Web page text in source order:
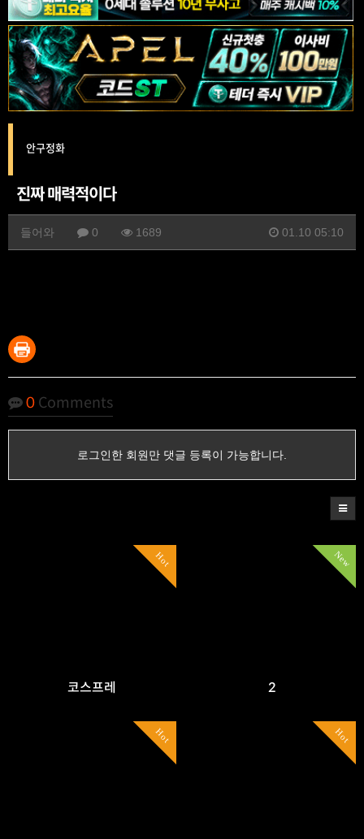
안구정화
진짜 매력적이다
들어와 0 1689 01.10 05:10
0 Comments
로그인한 회원만 댓글 등록이 가능합니다.
Hot
코스프레
New
2
Hot Hot